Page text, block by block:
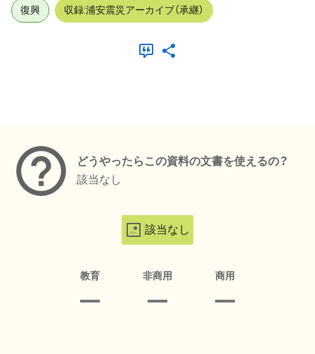
復興 収録:浦安震災アーカイブ（承継）
どうやったらこの資料の文書を使えるの？
該当なし
該当なし
教育 非商用 商用